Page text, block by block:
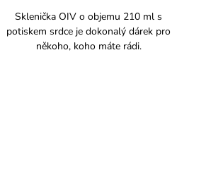
Sklenička OIV o objemu 210 ml s
potiskem srdce je dokonalý dárek pro
někoho, koho máte rádi.